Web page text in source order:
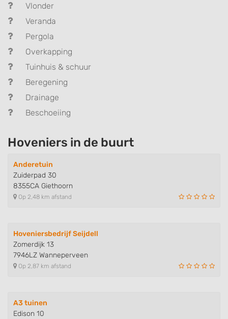
Vlonder
Veranda
Pergola
Overkapping
Tuinhuis & schuur
Beregening
Drainage
Beschoeiing
Hoveniers in de buurt
Anderetuin
Zuiderpad 30
8355CA Giethoorn
Op 2,48 km afstand
Hoveniersbedrijf Seijdell
Zomerdijk 13
7946LZ Wanneperveen
Op 2,87 km afstand
A3 tuinen
Edison 10